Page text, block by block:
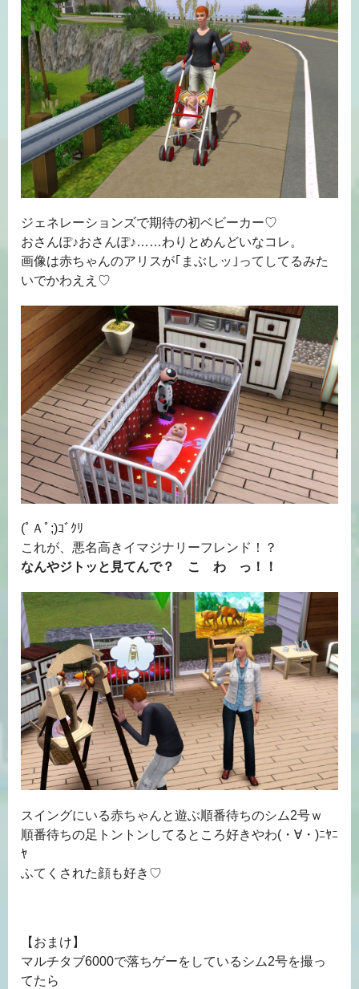
ジェネレーションズで期待の初ベビーカー♡
おさんぽ♪おさんぽ♪……わりとめんどいなコレ。
画像は赤ちゃんのアリスが｢まぶしッ｣ってしてるみた
いでかわええ♡
(ﾟＡﾟ;)ｺﾞｸﾘ
これが、悪名高きイマジナリーフレンド！？
なんやジトッと見てんで？ こ わ っ！！
スイングにいる赤ちゃんと遊ぶ順番待ちのシム2号ｗ
順番待ちの足トントンしてるところ好きやわ(・∀・)ﾆﾔﾆ
ﾔ
ふてくされた顔も好き♡
【おまけ】
マルチタブ6000で落ちゲーをしているシム2号を撮っ
てたら